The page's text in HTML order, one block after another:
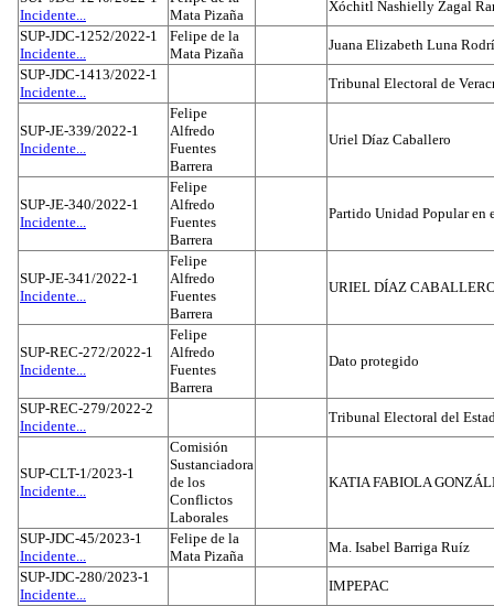
Incidente...
Mata Pizaña
Xóchitl Nashielly Zagal
SUP-JDC-1252/2022-1
Incidente...
Felipe de la
Mata Pizaña
Juana Elizabeth Luna
SUP-JDC-1413/2022-1
Incidente...
Tribunal Electoral de
SUP-JE-339/2022-1
Incidente...
Felipe
Alfredo
Fuentes
Barrera
Uriel Díaz Caballero
SUP-JE-340/2022-1
Incidente...
Felipe
Alfredo
Fuentes
Barrera
Partido Unidad Popular en
SUP-JE-341/2022-1
Incidente...
Felipe
Alfredo
Fuentes
Barrera
URIEL DÍAZ
SUP-REC-272/2022-1
Incidente...
Felipe
Alfredo
Fuentes
Barrera
Dato protegido
SUP-REC-279/2022-2
Incidente...
Tribunal Electoral del
SUP-CLT-1/2023-1
Incidente...
Comisión
Sustanciadora
de los
Conflictos
Laborales
KATIA FABIOLA
SUP-JDC-45/2023-1
Incidente...
Felipe de la
Mata Pizaña
Ma. Isabel Barriga Ruíz
SUP-JDC-280/2023-1
Incidente...
IMPEPAC